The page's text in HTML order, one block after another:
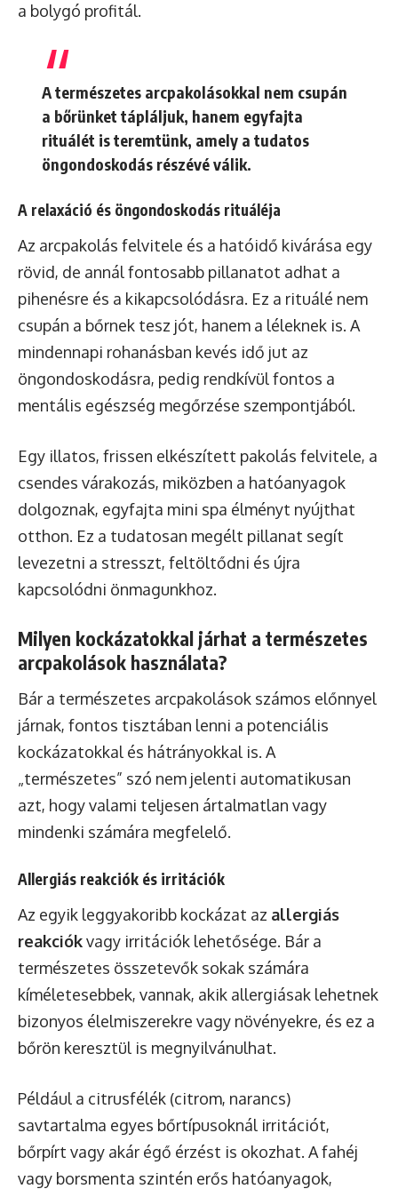
a bolygó profitál.
A természetes arcpakolásokkal nem csupán
a bőrünket tápláljuk, hanem egyfajta
rituálét is teremtünk, amely a tudatos
öngondoskodás részévé válik.
A relaxáció és öngondoskodás rituáléja
Az arcpakolás felvitele és a hatóidő kivárása egy
rövid, de annál fontosabb pillanatot adhat a
pihenésre és a kikapcsolódásra. Ez a rituálé nem
csupán a bőrnek tesz jót, hanem a léleknek is. A
mindennapi rohanásban kevés idő jut az
öngondoskodásra, pedig rendkívül fontos a
mentális egészség megőrzése szempontjából.
Egy illatos, frissen elkészített pakolás felvitele, a
csendes várakozás, miközben a hatóanyagok
dolgoznak, egyfajta mini spa élményt nyújthat
otthon. Ez a tudatosan megélt pillanat segít
levezetni a stresszt, feltöltődni és újra
kapcsolódni önmagunkhoz.
Milyen kockázatokkal járhat a természetes
arcpakolások használata?
Bár a természetes arcpakolások számos előnnyel
járnak, fontos tisztában lenni a potenciális
kockázatokkal és hátrányokkal is. A
„természetes” szó nem jelenti automatikusan
azt, hogy valami teljesen ártalmatlan vagy
mindenki számára megfelelő.
Allergiás reakciók és irritációk
Az egyik leggyakoribb kockázat az allergiás
reakciókvagy irritációk lehetősége. Bár a
természetes összetevők sokak számára
kíméletesebbek, vannak, akik allergiásak lehetnek
bizonyos élelmiszerekre vagy növényekre, és ez a
bőrön keresztül is megnyilvánulhat.
Például a citrusfélék (citrom, narancs)
savtartalma egyes bőrtípusoknál irritációt,
bőrpírt vagy akár égő érzést is okozhat. A fahéj
vagy borsmenta szintén erős hatóanyagok,